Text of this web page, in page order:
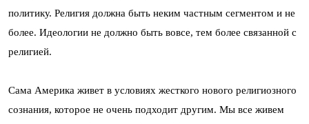
политику. Религия должна быть неким частным сегментом и не
более. Идеологии не должно быть вовсе, тем более связанной с
религией.
Сама Америка живет в условиях жесткого нового религиозного
сознания, которое не очень подходит другим. Мы все живем